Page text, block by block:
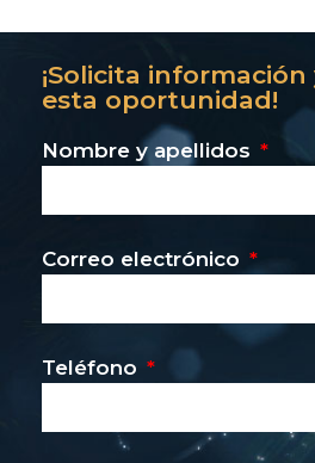
¡Solicita
esta oportunidad!
Nombre y apellidos
Correo electrónico
Teléfono